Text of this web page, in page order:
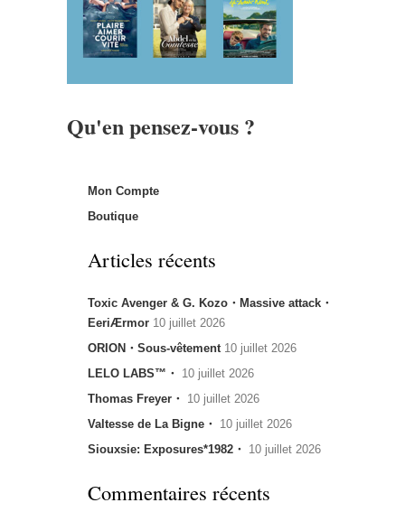
Qu'en pensez-vous ?
Mon Compte
Boutique
Articles récents
Toxic Avenger & G. Kozo・Massive attack・
EeriÆrmor 10 juillet 2026
ORION・Sous-vêtement 10 juillet 2026
LELO LABS™・ 10 juillet 2026
Thomas Freyer・ 10 juillet 2026
Valtesse de La Bigne・ 10 juillet 2026
Siouxsie: Exposures*1982・ 10 juillet 2026
Commentaires récents